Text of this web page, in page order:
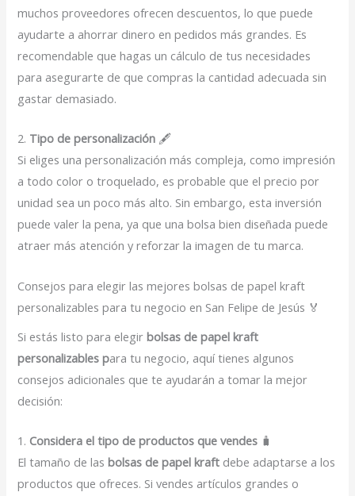
muchos proveedores ofrecen descuentos, lo que puede
ayudarte a ahorrar dinero en pedidos más grandes. Es
recomendable que hagas un cálculo de tus necesidades
para asegurarte de que compras la cantidad adecuada sin
gastar demasiado.
2. Tipo de personalización 🖋️
Si eliges una personalización más compleja, como impresión
a todo color o troquelado, es probable que el precio por
unidad sea un poco más alto. Sin embargo, esta inversión
puede valer la pena, ya que una bolsa bien diseñada puede
atraer más atención y reforzar la imagen de tu marca.
Consejos para elegir las mejores bolsas de papel kraft
personalizables para tu negocio en San Felipe de Jesús 🏅
Si estás listo para elegirbolsas de papel kraft
personalizables para tu negocio, aquí tienes algunos
consejos adicionales que te ayudarán a tomar la mejor
decisión:
1. Considera el tipo de productos que vendes 🧳
El tamaño de lasbolsas de papel kraft debe adaptarse a los
productos que ofreces. Si vendes artículos grandes o